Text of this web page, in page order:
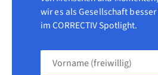
wir es als Gesellschaft
im CORRECTIV Spotlight.
Vorname